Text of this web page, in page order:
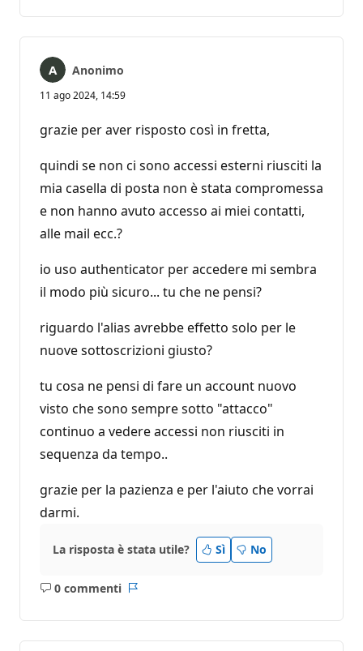
Anonimo
11 ago 2024, 14:59
grazie per aver risposto così in fretta,
quindi se non ci sono accessi esterni riusciti la
mia casella di posta non è stata compromessa
e non hanno avuto accesso ai miei contatti,
alle mail ecc.?
io uso authenticator per accedere mi sembra
il modo più sicuro... tu che ne pensi?
riguardo l'alias avrebbe effetto solo per le
nuove sottoscrizioni giusto?
tu cosa ne pensi di fare un account nuovo
visto che sono sempre sotto "attacco"
continuo a vedere accessi non riusciti in
sequenza da tempo..
grazie per la pazienza e per l'aiuto che vorrai
darmi.
La risposta è stata utile? Sì No
0 commenti
Nessun